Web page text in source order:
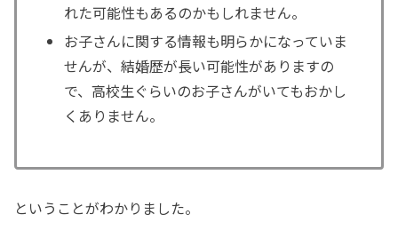
れた可能性もあるのかもしれません。
お子さんに関する情報も明らかになっていま
せんが、結婚歴が長い可能性がありますの
で、高校生ぐらいのお子さんがいてもおかし
くありません。
ということがわかりました。